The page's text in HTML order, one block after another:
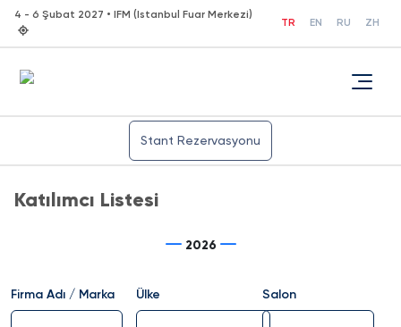
4 - 6 Şubat 2027 • IFM (Istanbul Fuar Merkezi)
TR EN RU ZH
Stant Rezervasyonu
Katılımcı Listesi
2026
Firma Adı / Marka Ülke Salon